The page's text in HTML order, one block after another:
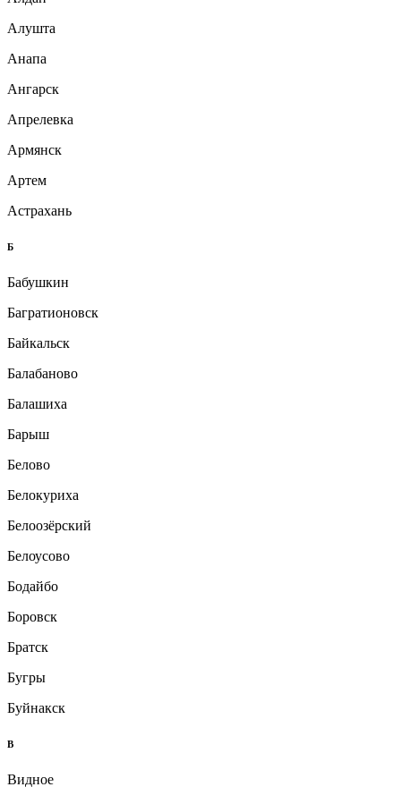
Алушта
Анапа
Ангарск
Апрелевка
Армянск
Артем
Астрахань
Б
Бабушкин
Багратионовск
Байкальск
Балабаново
Балашиха
Барыш
Белово
Белокуриха
Белоозёрский
Белоусово
Бодайбо
Боровск
Братск
Бугры
Буйнакск
В
Видное